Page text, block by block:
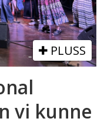
PLUSS
vi kunne